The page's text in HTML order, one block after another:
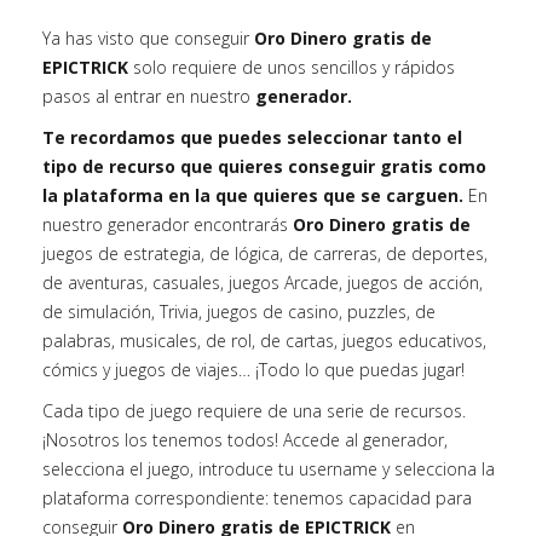
Ya has visto que conseguir Oro Dinero gratis de
EPICTRICK solo requiere de unos sencillos y rápidos
pasos al entrar en nuestro generador.
Te recordamos que puedes seleccionar tanto el
tipo de recurso que quieres conseguir gratis como
la plataforma en la que quieres que se carguen. En
nuestro generador encontrarás Oro Dinero gratis de
juegos de estrategia, de lógica, de carreras, de deportes,
de aventuras, casuales, juegos Arcade, juegos de acción,
de simulación, Trivia, juegos de casino, puzzles, de
palabras, musicales, de rol, de cartas, juegos educativos,
cómics y juegos de viajes… ¡Todo lo que puedas jugar!
Cada tipo de juego requiere de una serie de recursos.
¡Nosotros los tenemos todos! Accede al generador,
selecciona el juego, introduce tu username y selecciona la
plataforma correspondiente: tenemos capacidad para
conseguir Oro Dinero gratis de EPICTRICK en